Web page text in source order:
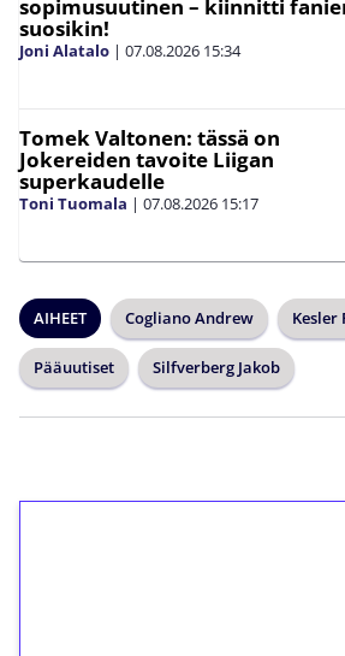
sopimusuutinen – kiinnitti
suosikin!
Joni Alatalo | 07.08.2026 15:34
Tomek Valtonen: tässä on
Jokereiden tavoite Liigan
superkaudelle
Toni Tuomala | 07.08.2026 15:17
AIHEET Cogliano Andrew Kesler
Pääuutiset Silfverberg Jakob